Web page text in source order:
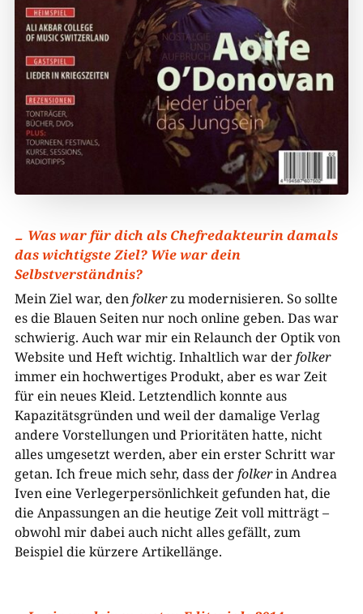
Was war für dich als Chefredakteurin damals
das wichtigste Ziel? Wie war dein
Selbstverständnis?
Mein Ziel war, denfolkerzu modernisieren. So sollte
es die Blauen Seiten nur noch online geben. Das war
schwierig. Auch war mir ein Relaunch der Optik von
Website und Heft wichtig. Inhaltlich war derfolker
immer ein hochwertiges Produkt, aber es war Zeit
für ein neues Kleid. Letztendlich konnte aus
Kapazitätsgründen und weil der damalige Verlag
andere Vorstellungen und Prioritäten hatte, nicht
alles umgesetzt werden, aber ein erster Schritt war
getan. Ich freue mich sehr, dass derfolkerin Andrea
Iven eine Verlegerpersönlichkeit gefunden hat, die
die Anpassungen an die heutige Zeit voll mitträgt –
obwohl mir dabei auch nicht alles gefällt, zum
Beispiel die kürzere Artikellänge.